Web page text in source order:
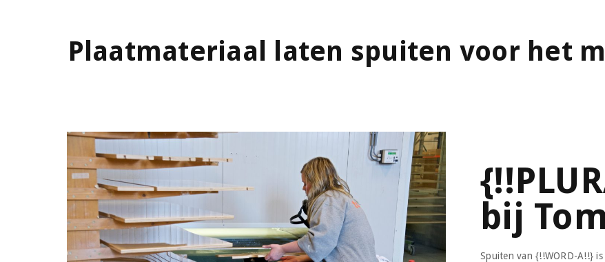
Plaatmateriaal laten spuiten voor het
bij
Spuiten van {!!WORD-A!!}